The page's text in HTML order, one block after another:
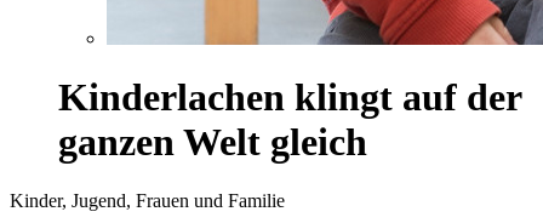
Kinderlachen klingt auf der
ganzen Welt gleich
Kinder, Jugend, Frauen und Familie